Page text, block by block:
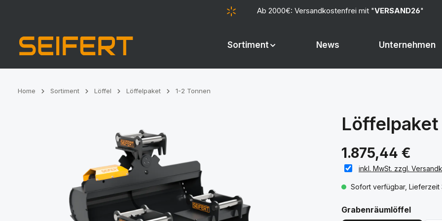
Ab 2000€: Versandkostenfrei mit "VERSAND26"
Sortiment News Unternehmen
Home Sortiment Löffel Löffelpaket 1-2 Tonnen
Löffelpaket
1.875,44 €
inkl. MwSt. zzgl.
Sofort verfügbar, Lieferzeit
Grabenräumlöffel